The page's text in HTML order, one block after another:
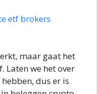
etf brokers
maar gaat het
Laten we het over
dus er is